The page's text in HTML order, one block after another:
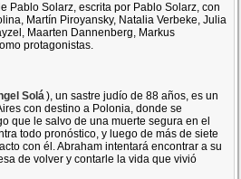
Pablo Solarz, escrita por Pablo Solarz, con
Martín Piroyansky, Natalia Verbeke, Julia
Maarten Dannenberg, Markus
protagonistas.
Solá), un sastre judío de 88 años, es un
con destino a Polonia, donde se
que le salvo de una muerte segura en el
todo pronóstico, y luego de más de siete
con él. Abraham intentará encontrar a su
de volver y contarle la vida que vivió